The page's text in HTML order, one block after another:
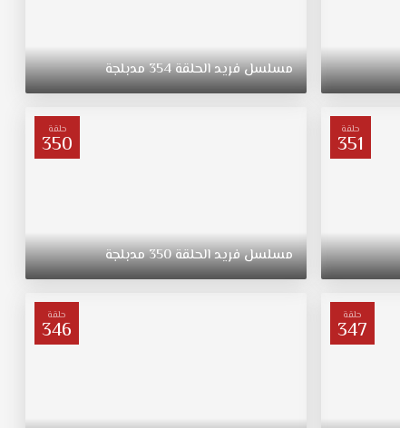
مسلسلفريدالحلقة354مدبلجة
حلقة
351
حلقة
350
مسلسلفريدالحلقة350مدبلجة
حلقة
347
حلقة
346